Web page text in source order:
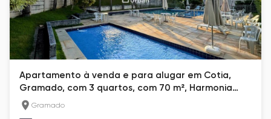
Apartamento à venda e para alugar em Cotia,
Gramado, com 3 quartos, com 70 m², Harmonia
FloraeGramado